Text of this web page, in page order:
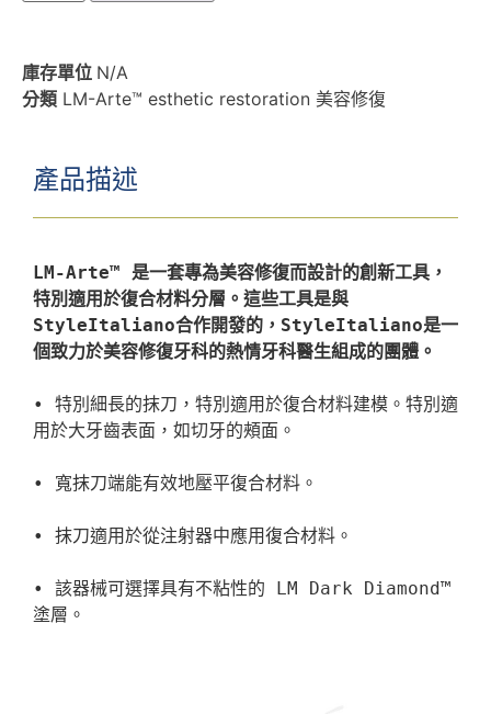
庫存單位 N/A
分類 LM-Arte™ esthetic restoration 美容修復
產品描述
LM-Arte™ 是一套專為美容修復而設計的創新工具，
特別適用於復合材料分層。這些工具是與
StyleItaliano合作開發的，StyleItaliano是一
個致力於美容修復牙科的熱情牙科醫生組成的團體。
• 特別細長的抹刀，特別適用於復合材料建模。特別適
用於大牙齒表面，如切牙的頰面。
• 寬抹刀端能有效地壓平復合材料。
• 抹刀適用於從注射器中應用復合材料。
• 該器械可選擇具有不粘性的 LM Dark Diamond™
塗層。